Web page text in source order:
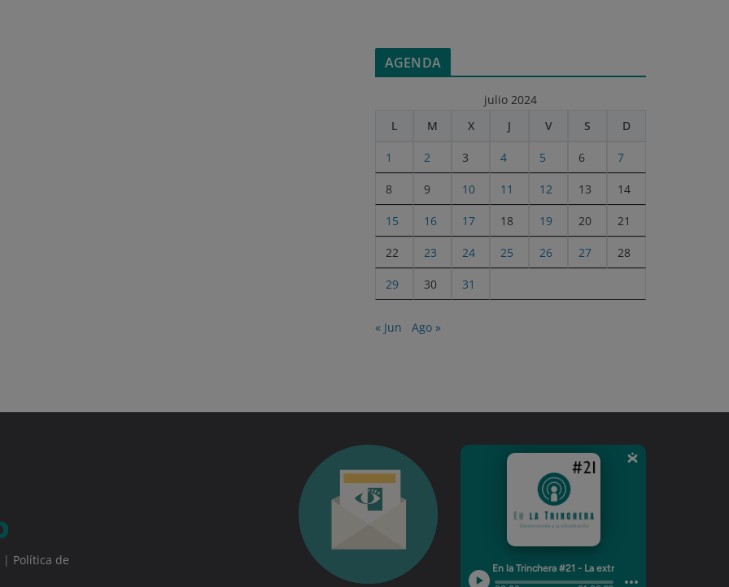
AGENDA
julio 2024
L
M X J V S D
1 2 3 4 5 6 7
8 9 10 11 12 13 14
15 16 17 18 19 20 21
22 23 24 25 26 27 28
29 30 31
« Jun Ago »
| Política de